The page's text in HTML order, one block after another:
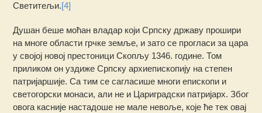
Светитељи.[4]
Душан беше моћан владар који Српску државу прошири
на многе области грчке земље, и зато се прогласи за цара
у својој новој престоници Скопљу 1346. године. Том
приликом он уздиже Српску архиепископију на степен
патријаршије. Са тим се сагласише многи епископи и
светогорски монаси, али не и Цариградски патријарх. Због
овога касније настадоше не мале невоље, које ће тек овај